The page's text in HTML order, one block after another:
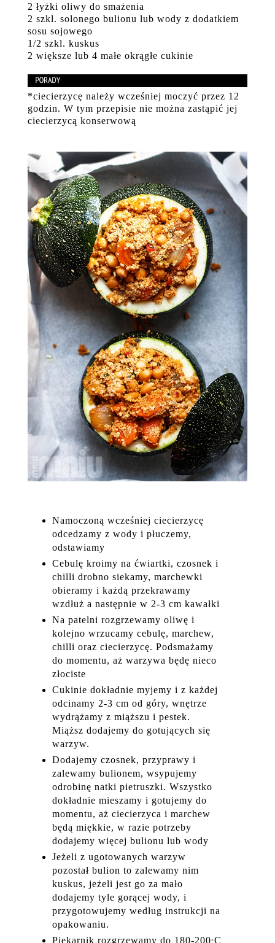
2 łyżki oliwy do smażenia
2 szkl. solonego bulionu lub wody z dodatkiem
sosu sojowego
1/2 szkl. kuskus
2 większe lub 4 małe okrągłe cukinie
*ciecierzycę należy wcześniej moczyć przez 12
godzin. W tym przepisie nie można zastąpić jej
ciecierzycą konserwową
Namoczoną wcześniej ciecierzycę
odcedzamy z wody i płuczemy,
odstawiamy
Cebulę kroimy na ćwiartki, czosnek i
chilli drobno siekamy, marchewki
obieramy i każdą przekrawamy
wzdłuż a następnie w 2-3 cm kawałki
Na patelni rozgrzewamy oliwę i
kolejno wrzucamy cebulę, marchew,
chilli oraz ciecierzycę. Podsmażamy
do momentu, aż warzywa będę nieco
złociste
Cukinie dokładnie myjemy i z każdej
odcinamy 2-3 cm od góry, wnętrze
wydrążamy z miąższu i pestek.
Miąższ dodajemy do gotujących się
warzyw.
Dodajemy czosnek, przyprawy i
zalewamy bulionem, wsypujemy
odrobinę natki pietruszki. Wszystko
dokładnie mieszamy i gotujemy do
momentu, aż ciecierzyca i marchew
będą miękkie, w razie potrzeby
dodajemy więcej bulionu lub wody
Jeżeli z ugotowanych warzyw
pozostał bulion to zalewamy nim
kuskus, jeżeli jest go za mało
dodajemy tyle gorącej wody, i
przygotowujemy według instrukcji na
opakowaniu.
Piekarnik rozgrzewamy do 180-200°C